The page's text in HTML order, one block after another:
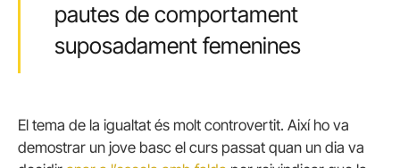
pautes de comportament
suposadament femenines
El tema de la igualtat és molt controvertit. Així ho va
demostrar un jove basc el curs passat quan un dia va